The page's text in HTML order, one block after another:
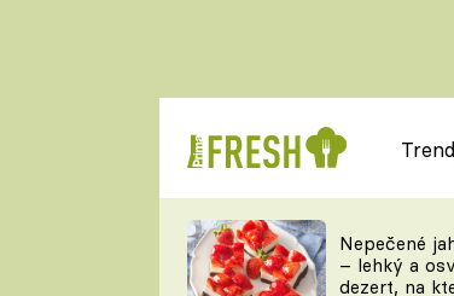
RYCHLOVKY
TEĎ VAŘÍ
Nepečené
– lehký a
dezert, na